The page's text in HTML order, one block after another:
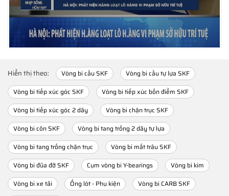
Hiển thị theo: Vòng bi cầu SKF
Vòng bi cầu tự lựa SKF
Vòng bi tiếp xúc góc SKF
Vòng bi tiếp xúc bốn điểm SKF
Vòng bi tiếp xúc góc 2 dãy
Vòng bi chặn trục SKF
Vòng bi côn SKF
Vòng bi tang trống 2 dãy tự lựa
Vòng bi tang trống chặn trục
Vòng bi mắt trâu SKF
Vòng bi đũa đỡ SKF
Cụm vòng bi Y-bearings
Vòng bi kim
Vòng bi xe tải
Ống lót - Phụ kiện
Vòng bi CARB SKF